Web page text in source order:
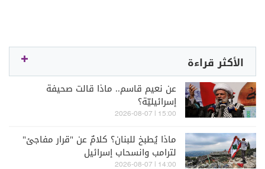
الأكثر قراءة
عن نعيم قاسم.. ماذا قالت صحيفة
إسرائيليّة؟
15:00 | 2026-08-07
ماذا يُطبخ للبنان؟ كلامٌ عن "قرار مفاجئ"
لترامب وانسحاب إسرائيل
14:00 | 2026-08-07